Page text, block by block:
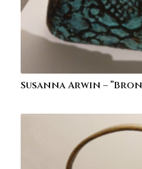
Susanna Arwin –